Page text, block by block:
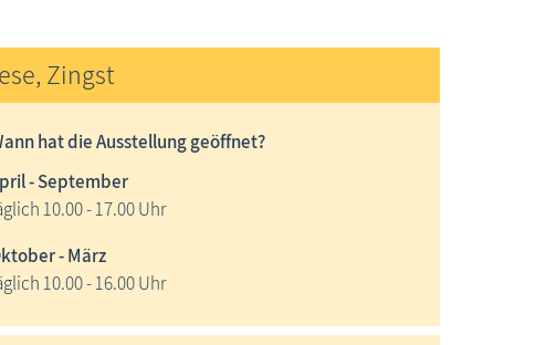
Zingst
hat die Ausstellung geöffnet?
- September
10.00 - 17.00 Uhr
- März
10.00 - 16.00 Uhr